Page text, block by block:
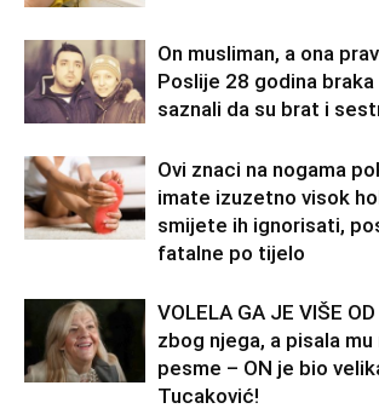
On musliman, a ona
Poslije 28 godina braka
saznali da su brat i
Ovi znaci na nogama
imate izuzetno visok
smijete ih ignorisati,
fatalne po tijelo
VOLELA GA JE VIŠE
zbog njega, a pisala
pesme – ON je bio
Tucaković!